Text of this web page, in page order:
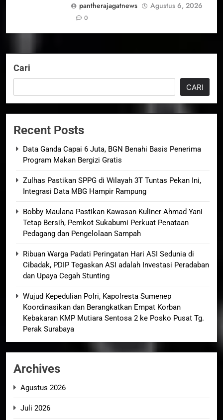
pantherajagatnews
Agustus 6, 2026
0
Cari
CARI
Recent Posts
Data Ganda Capai 6 Juta, BGN Benahi Basis Penerima
Program Makan Bergizi Gratis
Zulhas Pastikan SPPG di Wilayah 3T Tuntas Pekan Ini,
Integrasi Data MBG Hampir Rampung
Bobby Maulana Pastikan Kawasan Kuliner Ahmad Yani
Tetap Bersih, Pemkot Sukabumi Perkuat Penataan
Pedagang dan Pengelolaan Sampah
Ribuan Warga Padati Peringatan Hari ASI Sedunia di
Cibadak, PDIP Tegaskan ASI adalah Investasi Peradaban
dan Upaya Cegah Stunting
Wujud Kepedulian Polri, Kapolresta Sumenep
Koordinasikan dan Berangkatkan Empat Korban
Kebakaran KMP Mutiara Sentosa 2 ke Posko Pusat Tg.
Perak Surabaya
Archives
Agustus 2026
Juli 2026